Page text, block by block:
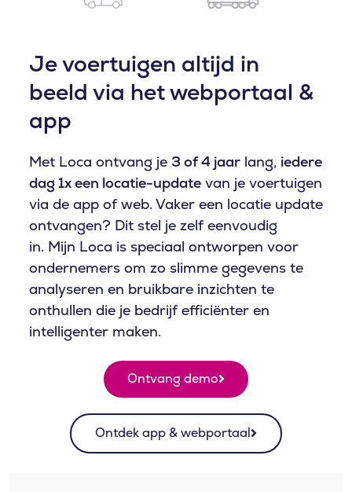
Je voertuigen altijd in
beeld via het webportaal &
app
Met Loca ontvang je 3 of 4 jaar lang, iedere
dag 1x een locatie-update van je voertuigen
via de app of web. Vaker een locatie update
ontvangen? Dit stel je zelf eenvoudig
in. Mijn Loca is speciaal ontworpen voor
ondernemers om zo slimme gegevens te
analyseren en bruikbare inzichten te
onthullen die je bedrijf efficiënter en
intelligenter maken.
Ontvang demo
Ontdek app & webportaal